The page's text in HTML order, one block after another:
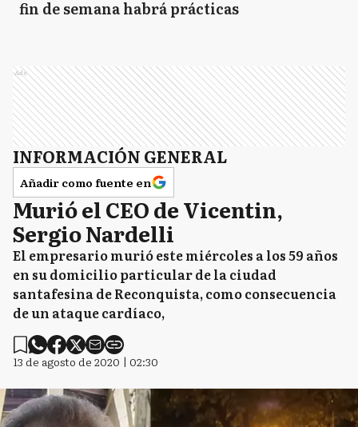
fin de semana habrá prácticas
Ads
INFORMACIÓN GENERAL
Añadir como fuente en
Murió el CEO de Vicentin,
Sergio Nardelli
El empresario murió este miércoles a los 59 años
en su domicilio particular de la ciudad
santafesina de Reconquista, como consecuencia
de un ataque cardíaco,
13 de agosto de 2020 | 02:30